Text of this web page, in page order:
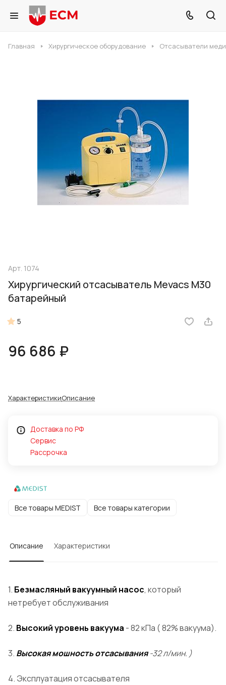
Главная Хирургическое оборудование Отсасыватели
Арт. 1074
Хирургический отсасыватель Mevacs M30
батарейный
5
96 686 ₽
ХарактеристикиОписание
Доставка по РФ
Сервис
Рассрочка
Все товары MEDIST Все товары категории
Описание Характеристики
1. Безмасляный вакуумный насос, который
нетребует обслуживания
2. Высокий уровень вакуума - 82 кПа ( 82% вакуума).
3. Высокая мошность отсасывания -32 л/мин. )
4. Эксплуатация отсасывателя